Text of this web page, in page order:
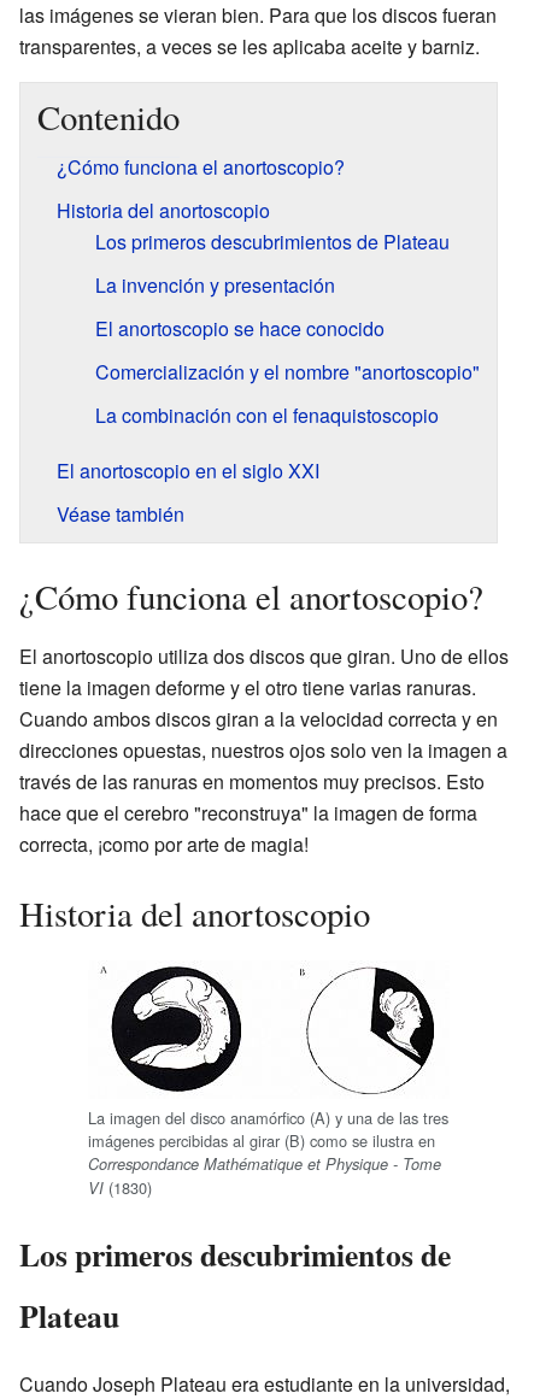
las imágenes se vieran bien. Para que los discos fueran
transparentes, a veces se les aplicaba aceite y barniz.
Contenido
¿Cómo funciona el anortoscopio?
Historia del anortoscopio
Los primeros descubrimientos de Plateau
La invención y presentación
El anortoscopio se hace conocido
Comercialización y el nombre "anortoscopio"
La combinación con el fenaquistoscopio
El anortoscopio en el siglo XXI
Véase también
¿Cómo funciona el anortoscopio?
El anortoscopio utiliza dos discos que giran. Uno de ellos
tiene la imagen deforme y el otro tiene varias ranuras.
Cuando ambos discos giran a la velocidad correcta y en
direcciones opuestas, nuestros ojos solo ven la imagen a
través de las ranuras en momentos muy precisos. Esto
hace que el cerebro "reconstruya" la imagen de forma
correcta, ¡como por arte de magia!
Historia del anortoscopio
La imagen del disco anamórfico (A) y una de las tres
imágenes percibidas al girar (B) como se ilustra en
Correspondance Mathématique et Physique - Tome
VI (1830)
Los primeros descubrimientos de
Plateau
Cuando Joseph Plateau era estudiante en la universidad,